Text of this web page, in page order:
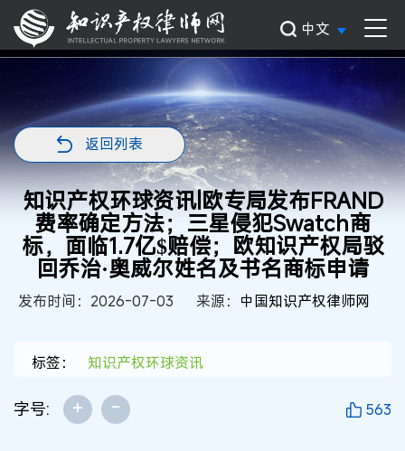
中文
返回列表
知识产权环球资讯|欧专局发布FRAND
费率确定方法；三星侵犯Swatch商
标，面临1.7亿$赔偿；欧知识产权局驳
回乔治·奥威尔姓名及书名商标申请
发布时间：2026-07-03 来源： 中国知识产权律师网
标签： 知识产权环球资讯
字号: + - 563